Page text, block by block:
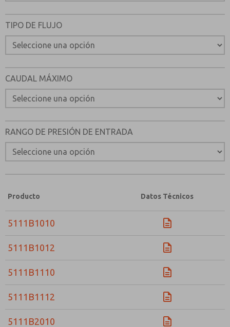
TIPO DE FLUJO
CAUDAL MÁXIMO
RANGO DE PRESIÓN DE ENTRADA
Producto Datos Técnicos
5111B1010
5111B1012
5111B1110
5111B1112
5111B2010